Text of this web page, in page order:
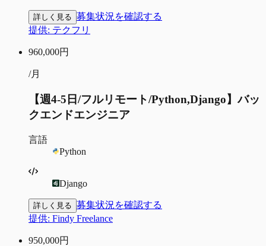
詳しく見る 募集状況を確認する
提供: テクフリ
960,000円
/月
【週4-5日/フルリモート/Python,Django】バッ
クエンドエンジニア
言語
Python
Django
詳しく見る 募集状況を確認する
提供: Findy Freelance
950,000円